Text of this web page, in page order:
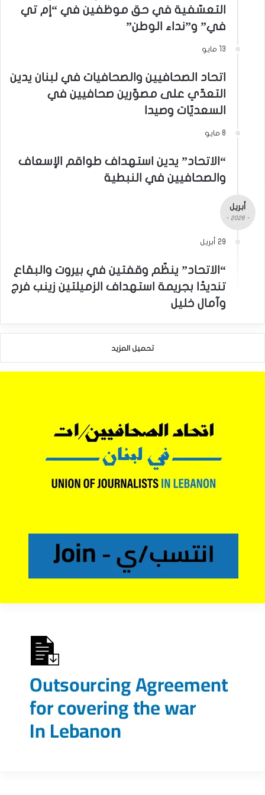
التعسّفية في حق موظفين في “إم تي
في” و”نداء الوطن”
13 مايو
اتحاد الصحافيين والصحافيات في لبنان يدين
التعدّي على مصوّرين صحافيين في
السعديّات وصيدا
8 مايو
“الاتحاد” يدين استهداف طواقم الإسعاف
والصحافيين في النبطية
أبريل
- 2026 -
29 أبريل
“الاتحاد” ينظّم وقفتين في بيروت والبقاع
تنديدًا بجريمة استهداف الزميلتين زينب فرج
وآمال خليل
تحميل المزيد